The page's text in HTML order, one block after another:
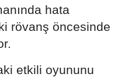
hata
rövanş öncesinde
etkili oyununu